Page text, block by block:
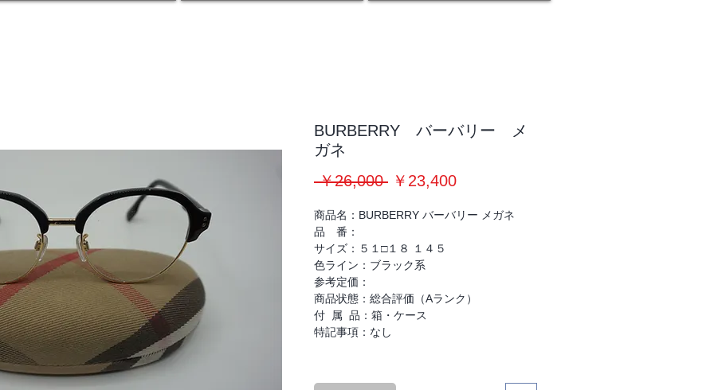
BURBERRY バーバリー メ
ガネ
￥26,000 通
価
￥23,400セ
ル
商品名：BURBERRY バーバリー メガネ
品 番：
サイズ：５１□１８ １４５
色ライン：ブラック系
参考定価：
商品状態：総合評価（Aランク）
付 属 品：箱・ケース
特記事項：なし